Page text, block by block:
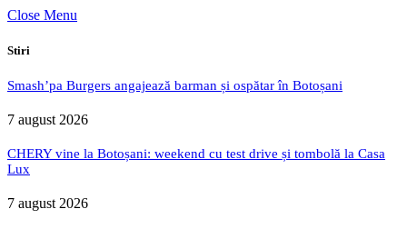
Close Menu
Stiri
Smash’pa Burgers angajează barman și ospătar în Botoșani
7 august 2026
CHERY vine la Botoșani: weekend cu test drive și tombolă la Casa
Lux
7 august 2026